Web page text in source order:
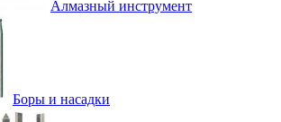
Алмазный инструмент
Боры и насадки